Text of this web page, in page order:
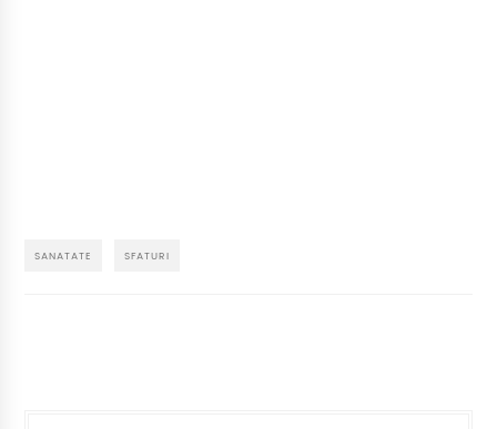
SANATATE SFATURI